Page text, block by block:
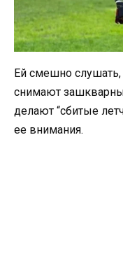
Ей смешно
снимают
делают “сбитые
ее внимания.